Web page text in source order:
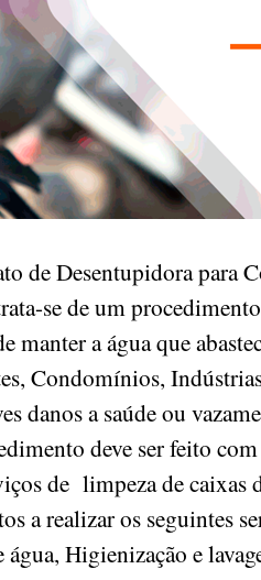
de Desentupidora para
se de um
manter a água que
Condomínios,
danos a saúde ou
deve ser feito
de limpeza de caixas
a realizar os seguintes
Higienização e